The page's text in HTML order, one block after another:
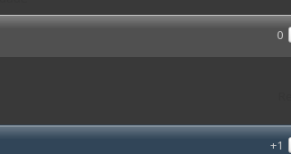
0
+1